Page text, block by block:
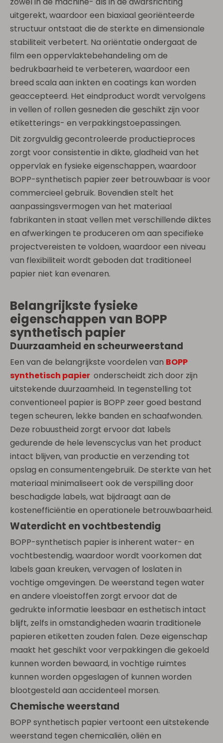
uitgerekt, waardoor een biaxiaal georiënteerde
structuur ontstaat die de sterkte en dimensionale
stabiliteit verbetert. Na oriëntatie ondergaat de
film een ​​oppervlaktebehandeling om de
bedrukbaarheid te verbeteren, waardoor een
breed scala aan inkten en coatings kan worden
geaccepteerd. Het eindproduct wordt vervolgens
in vellen of rollen gesneden die geschikt zijn voor
etiketterings- en verpakkingstoepassingen.
Dit zorgvuldig gecontroleerde productieproces
zorgt voor consistentie in dikte, gladheid van het
oppervlak en fysieke eigenschappen, waardoor
BOPP-synthetisch papier zeer betrouwbaar is voor
commercieel gebruik. Bovendien stelt het
aanpassingsvermogen van het materiaal
fabrikanten in staat vellen met verschillende diktes
en afwerkingen te produceren om aan specifieke
projectvereisten te voldoen, waardoor een niveau
van flexibiliteit wordt geboden dat traditioneel
papier niet kan evenaren.
Belangrijkste fysieke
eigenschappen van BOPP
synthetisch papier
Duurzaamheid en scheurweerstand
Een van de belangrijkste voordelen van BOPP
synthetisch papier onderscheidt zich door zijn
uitstekende duurzaamheid. In tegenstelling tot
conventioneel papier is BOPP zeer goed bestand
tegen scheuren, lekke banden en schaafwonden.
Deze robuustheid zorgt ervoor dat labels
gedurende de hele levenscyclus van het product
intact blijven, van productie en verzending tot
opslag en consumentengebruik. De sterkte van het
materiaal minimaliseert ook de verspilling door
beschadigde labels, wat bijdraagt ​​aan de
kostenefficiëntie en operationele betrouwbaarheid.
Waterdicht en vochtbestendig
BOPP-synthetisch papier is inherent water- en
vochtbestendig, waardoor wordt voorkomen dat
labels gaan kreuken, vervagen of loslaten in
vochtige omgevingen. De weerstand tegen water
en andere vloeistoffen zorgt ervoor dat de
gedrukte informatie leesbaar en esthetisch intact
blijft, zelfs in omstandigheden waarin traditionele
papieren etiketten zouden falen. Deze eigenschap
maakt het geschikt voor verpakkingen die gekoeld
kunnen worden bewaard, in vochtige ruimtes
kunnen worden opgeslagen of kunnen worden
blootgesteld aan accidenteel morsen.
Chemische weerstand
BOPP synthetisch papier vertoont een uitstekende
weerstand tegen chemicaliën, oliën en